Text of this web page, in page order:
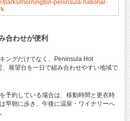
parks/mornington-peninsula-national-
合わせが便利
ングだけでなく、Peninsula Hot
展望台を一日で組み合わせやすい地域で
予約している場合は、移動時間と更衣時
早朝に歩き、午後に温泉・ワイナリーへ